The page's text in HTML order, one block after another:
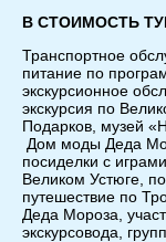
В СТОИМОСТЬ
Транспортное
питание по
экскурсионное
экскурсия по
Подарков, музей
Дом моды Деда
посиделки с
Великом Устюге,
путешествие по
Деда Мороза,
экскурсовода,